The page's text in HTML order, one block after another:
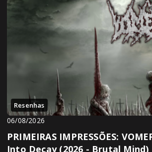
Resenhas
06/08/2026
PRIMEIRAS IMPRESSÕES:
Into Decay (2026 - Brutal Mind)